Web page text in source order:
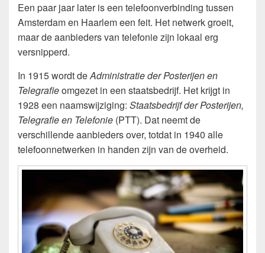
Een paar jaar later is een telefoonverbinding tussen
Amsterdam en Haarlem een feit. Het netwerk groeit,
maar de aanbieders van telefonie zijn lokaal erg
versnipperd.
In 1915 wordt deAdministratie der Posterijen en
Telegrafieomgezet in een staatsbedrijf. Het krijgt in
1928 een naamswijziging: Staatsbedrijf der Posterijen,
Telegrafie en Telefonie (PTT). Dat neemt de
verschillende aanbieders over, totdat in 1940 alle
telefoonnetwerken in handen zijn van de overheid.